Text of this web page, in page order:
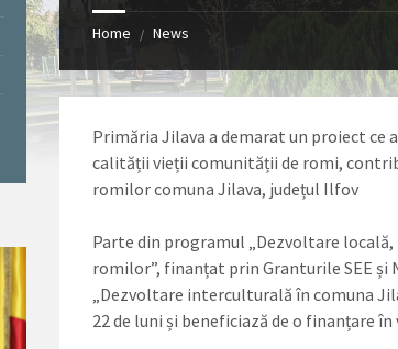
Home / News
Primăria Jilava a demarat un proiect ce
calității vieții comunității de romi,
romilor comuna Jilava, județul Ilfov
Parte din programul „Dezvoltare
romilor”, finanțat prin Granturile SEE și
„Dezvoltare interculturală în comuna
22 de luni și beneficiază de o finanțare în